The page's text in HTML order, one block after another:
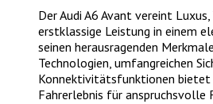
Der Audi A6 Avant vereint
erstklassige Leistung in einem
seinen herausragenden
Technologien, umfangreichen
Konnektivitätsfunktionen bietet
Fahrerlebnis für anspruchsvolle